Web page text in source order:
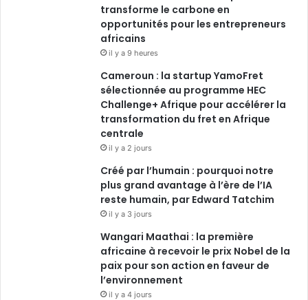
transforme le carbone en
opportunités pour les entrepreneurs
africains
il y a 9 heures
Cameroun : la startup YamoFret
sélectionnée au programme HEC
Challenge+ Afrique pour accélérer la
transformation du fret en Afrique
centrale
il y a 2 jours
Créé par l’humain : pourquoi notre
plus grand avantage à l’ère de l’IA
reste humain, par Edward Tatchim
il y a 3 jours
Wangari Maathai : la première
africaine à recevoir le prix Nobel de la
paix pour son action en faveur de
l’environnement
il y a 4 jours